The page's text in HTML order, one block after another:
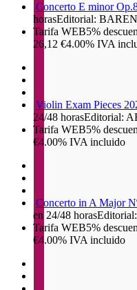
Concerto E minor
horasEditorial:
Tarifa WEB5%
26,12 €4.00% IVA
Violin Exam Pieces
24/48 horasEditorial:
Tarifa WEB5%
€4.00% IVA incluido
Concerto in A Major
en 24/48 horas
Tarifa WEB5%
€4.00% IVA incluido